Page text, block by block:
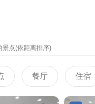
景点(依距离排序)
餐厅 住宿